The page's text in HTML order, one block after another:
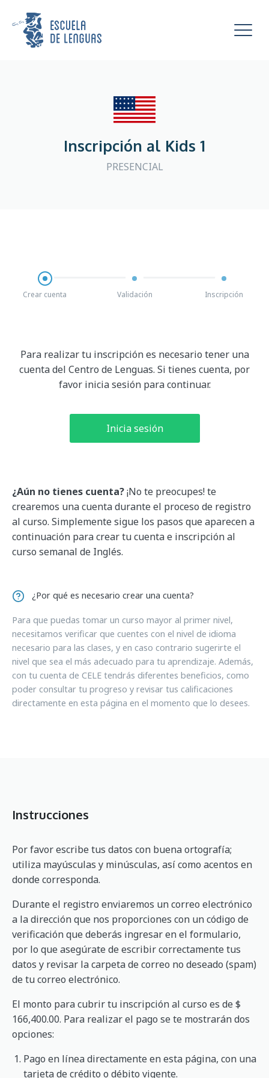
Inscripción al Kids 1
PRESENCIAL
Crear cuenta Validación Inscripción
Para realizar tu inscripción es necesario tener una
cuenta del Centro de Lenguas. Si tienes cuenta, por
favor inicia sesión para continuar.
Inicia sesión
¿Aún no tienes cuenta?¡No te preocupes! te
crearemos una cuenta durante el proceso de registro
al curso. Simplemente sigue los pasos que aparecen a
continuación para crear tu cuenta e inscripción al
curso semanal de Inglés.
¿Por qué es necesario crear una cuenta?
Para que puedas tomar un curso mayor al primer nivel,
necesitamos verificar que cuentes con el nivel de idioma
necesario para las clases, y en caso contrario sugerirte el
nivel que sea el más adecuado para tu aprendizaje. Además,
con tu cuenta de CELE tendrás diferentes beneficios, como
poder consultar tu progreso y revisar tus calificaciones
directamente en esta página en el momento que lo desees.
Instrucciones
Por favor escribe tus datos con buena ortografía;
utiliza mayúsculas y minúsculas, así como acentos en
donde corresponda.
Durante el registro enviaremos un correo electrónico
a la dirección que nos proporciones con un código de
verificación que deberás ingresar en el formulario,
por lo que asegúrate de escribir correctamente tus
datos y revisar la carpeta de correo no deseado (spam)
de tu correo electrónico.
El monto para cubrir tu inscripción al curso es de $
166,400.00. Para realizar el pago se te mostrarán dos
opciones:
Pago en línea directamente en esta página, con una
tarjeta de crédito o débito vigente.